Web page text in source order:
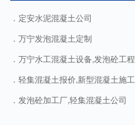
定安水泥混凝土公司
万宁发泡混凝土定制
万宁水工混凝土设备,发泡砼工程
轻集混凝土报价,新型混凝土施工
发泡砼加工厂,轻集混凝土公司